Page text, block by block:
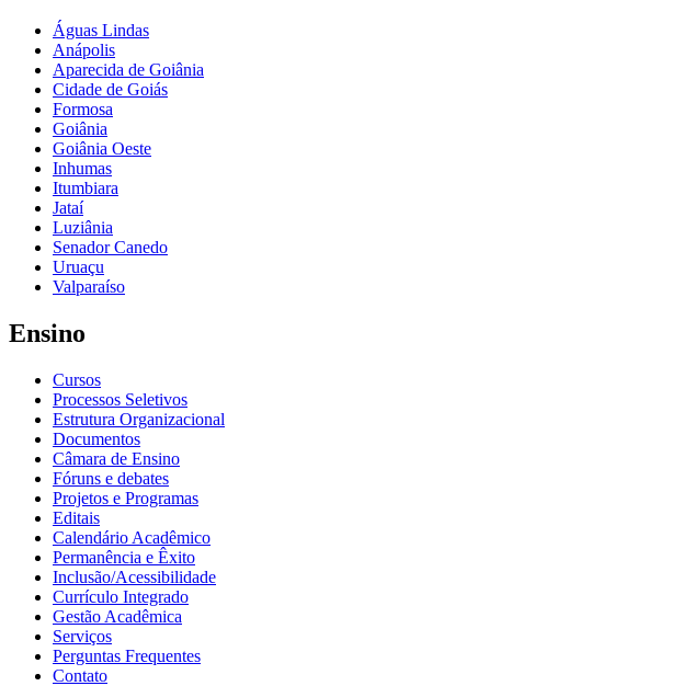
Águas Lindas
Anápolis
Aparecida de Goiânia
Cidade de Goiás
Formosa
Goiânia
Goiânia Oeste
Inhumas
Itumbiara
Jataí
Luziânia
Senador Canedo
Uruaçu
Valparaíso
Ensino
Cursos
Processos Seletivos
Estrutura Organizacional
Documentos
Câmara de Ensino
Fóruns e debates
Projetos e Programas
Editais
Calendário Acadêmico
Permanência e Êxito
Inclusão/Acessibilidade
Currículo Integrado
Gestão Acadêmica
Serviços
Perguntas Frequentes
Contato